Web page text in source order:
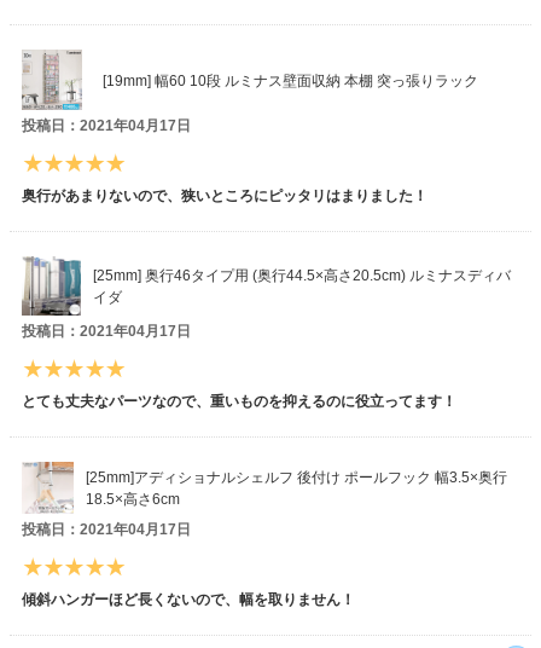
[19mm] 幅60 10段 ルミナス壁面収納 本棚 突っ張りラック
投稿日：2021年04月17日
奥行があまりないので、狭いところにピッタリはまりました！
[25mm] 奥行46タイプ用 (奥行44.5×高さ20.5cm) ルミナスディバ
イダ
投稿日：2021年04月17日
とても丈夫なパーツなので、重いものを抑えるのに役立ってます！
[25mm]アディショナルシェルフ 後付け ポールフック 幅3.5×奥行
18.5×高さ6cm
投稿日：2021年04月17日
傾斜ハンガーほど長くないので、幅を取りません！